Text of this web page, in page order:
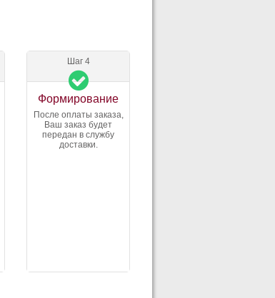
Шаг 4
Формирование
После оплаты заказа,
Ваш заказ будет
передан в службу
доставки.